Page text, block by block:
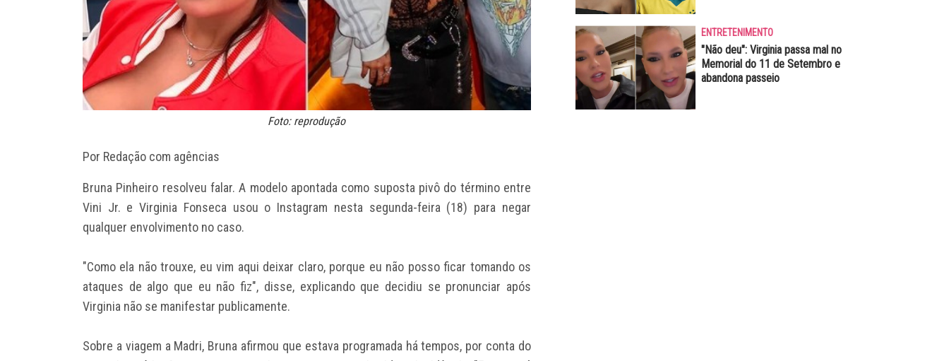
Foto: reprodução
Por Redação com agências
Bruna Pinheiro resolveu falar. A modelo apontada como suposta pivô do término entre
Vini Jr. e Virginia Fonseca usou o Instagram nesta segunda-feira (18) para negar
qualquer envolvimento no caso.
"Como ela não trouxe, eu vim aqui deixar claro, porque eu não posso ficar tomando os
ataques de algo que eu não fiz", disse, explicando que decidiu se pronunciar após
Virginia não se manifestar publicamente.
Sobre a viagem a Madri, Bruna afirmou que estava programada há tempos, por conta do
ENTRETENIMENTO
"Não deu": Virginia passa mal no
Memorial do 11 de Setembro e
abandona passeio